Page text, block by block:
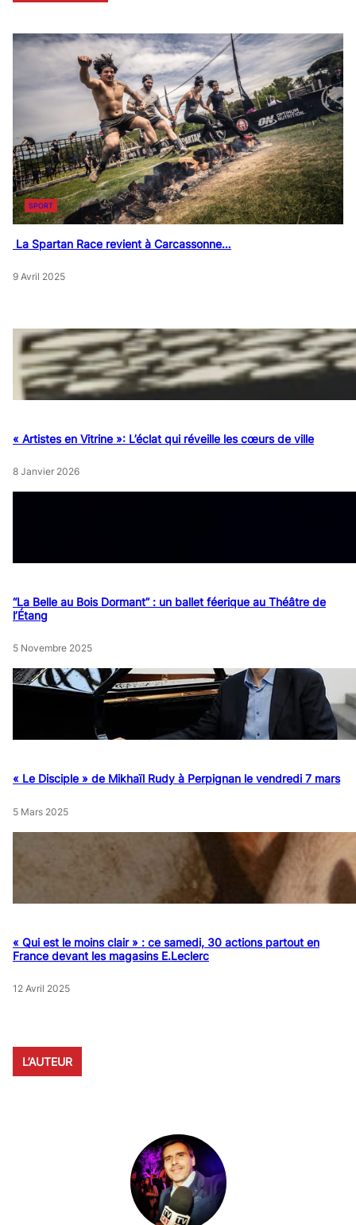
SPORT
La Spartan Race revient à Carcassonne…
9 Avril 2025
« Artistes en Vitrine »: L’éclat qui réveille les cœurs de ville
8 Janvier 2026
“La Belle au Bois Dormant” : un ballet féerique au Théâtre de
l’Étang
5 Novembre 2025
« Le Disciple » de Mikhaïl Rudy à Perpignan le vendredi 7 mars
5 Mars 2025
« Qui est le moins clair » : ce samedi, 30 actions partout en
France devant les magasins E.Leclerc
12 Avril 2025
L’AUTEUR